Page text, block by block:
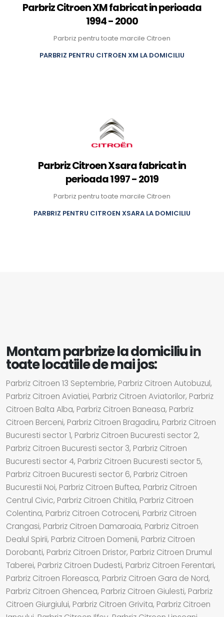
Parbriz Citroen XM fabricat in perioada
1994 - 2000
Parbriz pentru toate marcile Citroen
PARBRIZ PENTRU CITROEN XM LA DOMICILIU
Parbriz Citroen Xsara fabricat in
perioada 1997 - 2019
Parbriz pentru toate marcile Citroen
PARBRIZ PENTRU CITROEN XSARA LA DOMICILIU
Montam parbrize la domiciliu in
toate locatiile de mai jos:
Parbriz Citroen 13 Septembrie, Parbriz Citroen Autobuzul,
Parbriz Citroen Aviatiei, Parbriz Citroen Aviatorilor, Parbriz
Citroen Balta Alba, Parbriz Citroen Baneasa, Parbriz
Citroen Berceni, Parbriz Citroen Bragadiru, Parbriz Citroen
Bucuresti sector 1, Parbriz Citroen Bucuresti sector 2,
Parbriz Citroen Bucuresti sector 3, Parbriz Citroen
Bucuresti sector 4, Parbriz Citroen Bucuresti sector 5,
Parbriz Citroen Bucuresti sector 6, Parbriz Citroen
Bucurestii Noi, Parbriz Citroen Buftea, Parbriz Citroen
Centrul Civic, Parbriz Citroen Chitila, Parbriz Citroen
Colentina, Parbriz Citroen Cotroceni, Parbriz Citroen
Crangasi, Parbriz Citroen Damaroaia, Parbriz Citroen
Dealul Spirii, Parbriz Citroen Domenii, Parbriz Citroen
Dorobanti, Parbriz Citroen Dristor, Parbriz Citroen Drumul
Taberei, Parbriz Citroen Dudesti, Parbriz Citroen Ferentari,
Parbriz Citroen Floreasca, Parbriz Citroen Gara de Nord,
Parbriz Citroen Ghencea, Parbriz Citroen Giulesti, Parbriz
Citroen Giurgiului, Parbriz Citroen Grivita, Parbriz Citroen